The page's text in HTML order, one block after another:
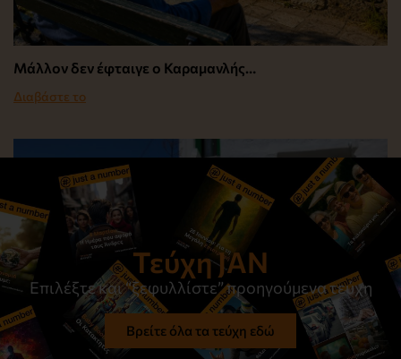
Μάλλον δεν έφταιγε ο Καραμανλής…
Διαβάστε το
Τεύχη JAN
Επιλέξτε και “ξεφυλλίστε” προηγούμενα τεύχη
Βρείτε όλα τα τεύχη εδώ